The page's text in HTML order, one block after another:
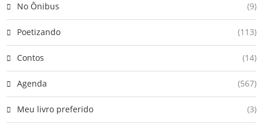
No Ônibus (9)
Poetizando (113)
Contos (14)
Agenda (567)
Meu livro preferido (3)